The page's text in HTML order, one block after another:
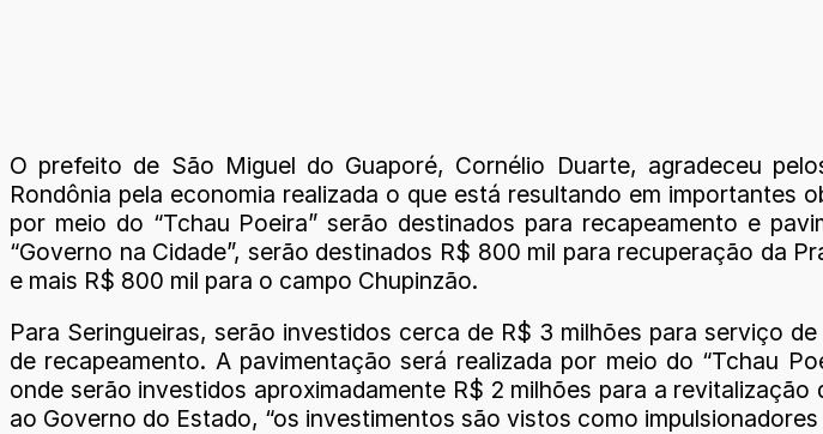
O prefeito de São Miguel do Guaporé, Cornélio Duarte, agradeceu
Rondônia pela economia realizada o que está resultando em
por meio do “Tchau Poeira” serão destinados para recapeamento e
“Governo na Cidade”, serão destinados R$ 800 mil para recuperação da
e mais R$ 800 mil para o campo Chupinzão.
Para Seringueiras, serão investidos cerca de R$ 3 milhões para serviço
de recapeamento. A pavimentação será realizada por meio do “Tchau
onde serão investidos aproximadamente R$ 2 milhões para a
ao Governo do Estado, “os investimentos são vistos como